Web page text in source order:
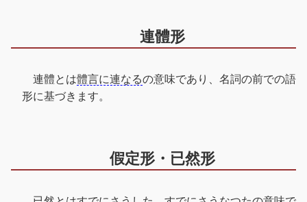
連體形
連體とは體言に連なるの意味であり、名詞の前での語
形に基づきます。
假定形・已然形